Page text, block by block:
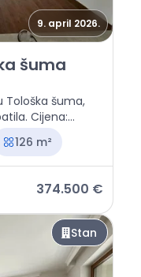
9. april 2026.
Tološka šuma
šuma
Tološka šuma,
Cijena:
126 m²
374.500 €
Stan